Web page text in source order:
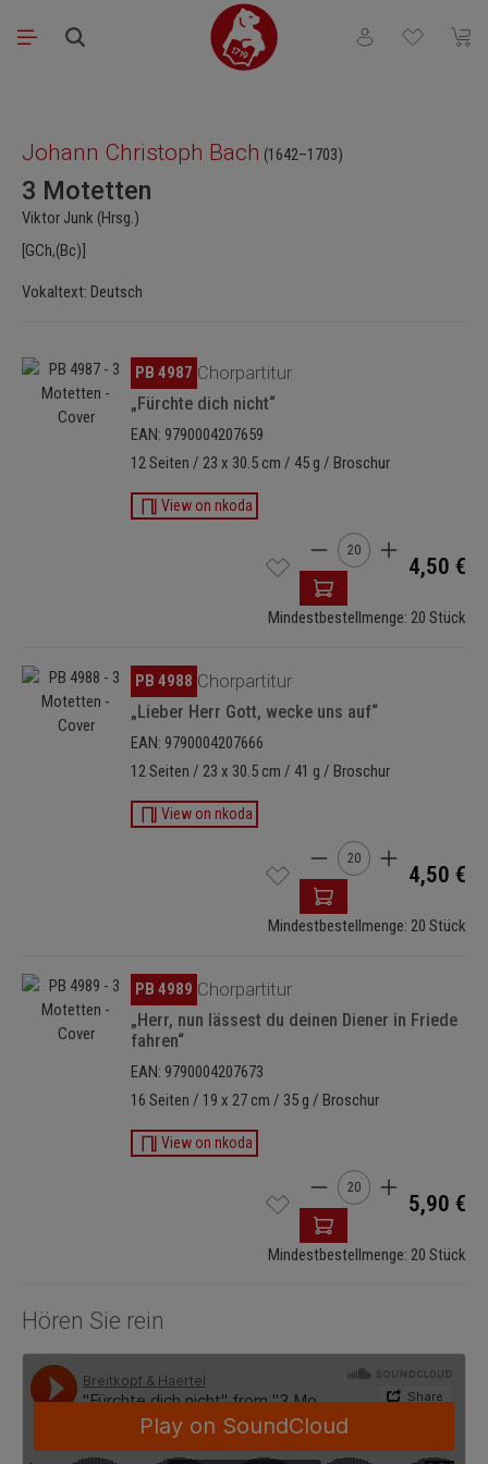
Zum Hauptinhalt springen
Du hast 0
Johann Christoph Bach (1642–1703)
3 Motetten
Viktor Junk (Hrsg.)
[GCh,(Bc)]
Vokaltext: Deutsch
Bildergalerie überspringen
PB 4987 Chorpartitur
„Fürchte dich nicht“
EAN: 9790004207659
12 Seiten / 23 x 30.5 cm / 45 g / Broschur
View on nkoda
Produkt Anzahl: Gib
4,50 €
Mindestbestellmenge: 20 Stück
Bildergalerie überspringen
PB 4988 Chorpartitur
„Lieber Herr Gott, wecke uns auf“
EAN: 9790004207666
12 Seiten / 23 x 30.5 cm / 41 g / Broschur
View on nkoda
Produkt Anzahl: Gib
4,50 €
Mindestbestellmenge: 20 Stück
Bildergalerie überspringen
PB 4989 Chorpartitur
„Herr, nun lässest du deinen Diener in Friede
fahren“
EAN: 9790004207673
16 Seiten / 19 x 27 cm / 35 g / Broschur
View on nkoda
Produkt Anzahl: Gib
5,90 €
Mindestbestellmenge: 20 Stück
Hören Sie rein